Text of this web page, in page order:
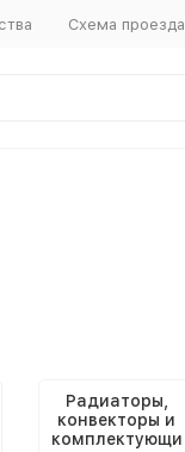
Схема проезда
Радиаторы,
конвекторы и
комплектующи